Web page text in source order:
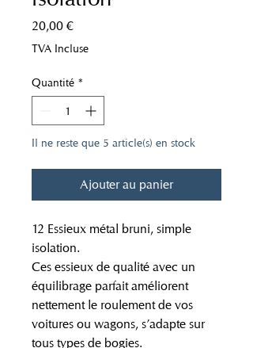
20,00 €Prix
TVA Incluse
Quantité *
Il ne reste que 5 article(s) en stock
Ajouter au panier
12 Essieux métal bruni, simple
isolation.
Ces essieux de qualité avec un
équilibrage parfait améliorent
nettement le roulement de vos
voitures ou wagons, s’adapte sur
tous types de bogies.